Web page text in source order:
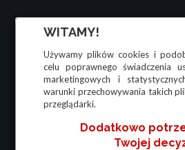
WITAMY!
Używamy plików cookies i
celu poprawnego świadczenia
marketingowych i
warunki przechowywania takich
przeglądarki.
Dodatkowo
Twojej